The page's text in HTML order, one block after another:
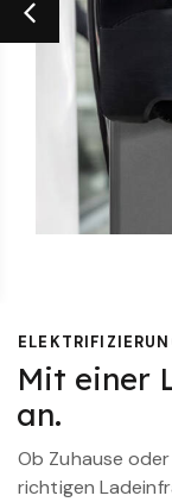
Mit einer
an.
Ob Zuhause
richtigen